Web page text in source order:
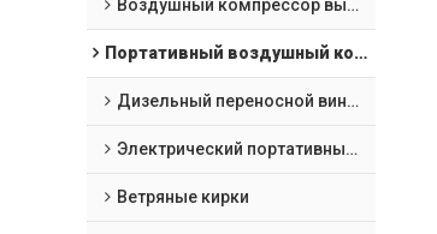
Воздушный компрессор высокого давления
Портативный воздушный компрессор и горнодобывающее оборудование
Дизельный переносной винтовой компрессор
Электрический портативный винтовой воздушный компрессор
Ветряные кирки